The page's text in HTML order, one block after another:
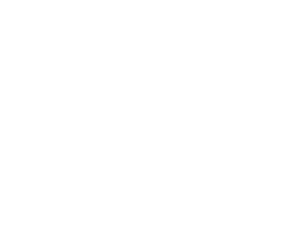
avec les réglementations. Personnalisez vos préférences pour contrôler la manière dont vos informations sont manipulées.